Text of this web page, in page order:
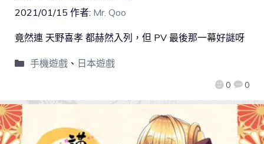
2021/01/15 作者: Mr. Qoo
0 0
竟然連 天野喜孝 都赫然入列，但 PV 最後那一幕好謎呀
手機遊戲、 日本遊戲